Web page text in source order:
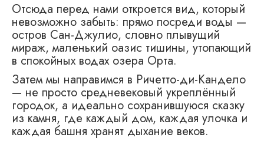
Отсюда перед нами откроется вид, который
невозможно забыть: прямо посреди воды —
остров Сан-Джулио, словно плывущий
мираж, маленький оазис тишины, утопающий
в спокойных водах озера Орта.
Затем мы направимся в Ричетто-ди-Кандело
— не просто средневековый укреплённый
городок, а идеально сохранившуюся сказку
из камня, где каждый дом, каждая улочка и
каждая башня хранят дыхание веков.